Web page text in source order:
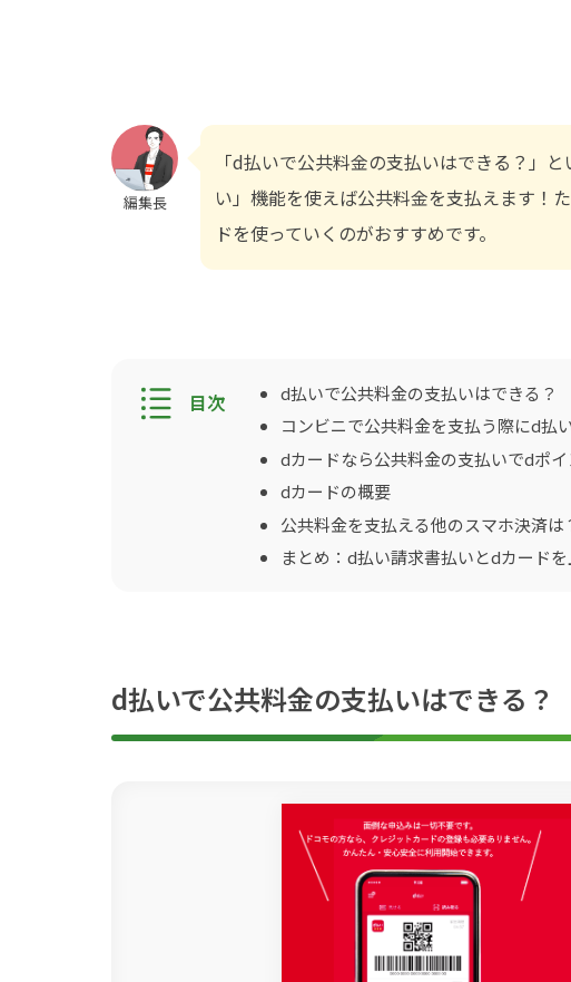
編集長
「d払いで公共料金の支払いはできる？」
い」機能を使えば公共料金を支払えます！
ドを使っていくのがおすすめです。
d払いで公共料金の支払いはできる？
コンビニで公共料金を支払う際にd払
dカードなら公共料金の支払いでdポイ
dカードの概要
公共料金を支払える他のスマホ決済は
まとめ：d払い請求書払いとdカード
d払いで公共料金の支払いはできる？